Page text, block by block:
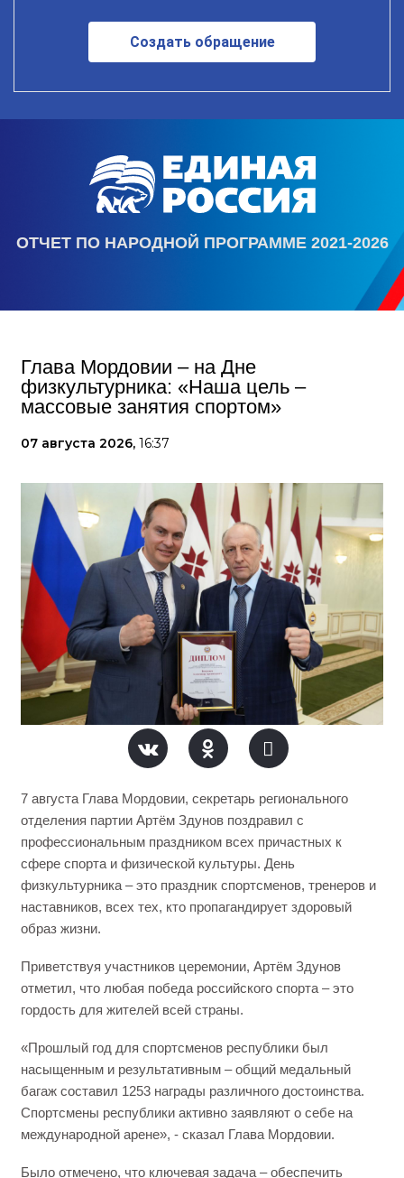
Создать обращение
ОТЧЕТ ПО НАРОДНОЙ ПРОГРАММЕ 2021-2026
Глава Мордовии – на Дне
физкультурника: «Наша цель –
массовые занятия спортом»
07 августа 2026, 16:37
7 августа Глава Мордовии, секретарь регионального
отделения партии Артём Здунов поздравил с
профессиональным праздником всех причастных к
сфере спорта и физической культуры. День
физкультурника – это праздник спортсменов, тренеров и
наставников, всех тех, кто пропагандирует здоровый
образ жизни.
Приветствуя участников церемонии, Артём Здунов
отметил, что любая победа российского спорта – это
гордость для жителей всей страны.
«Прошлый год для спортсменов республики был
насыщенным и результативным – общий медальный
багаж составил 1253 награды различного достоинства.
Спортсмены республики активно заявляют о себе на
международной арене», - сказал Глава Мордовии.
Было отмечено, что ключевая задача – обеспечить